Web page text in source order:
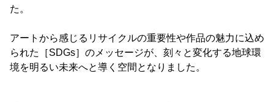
た。
アートから感じるリサイクルの重要性や作品の魅力に込め
られた［SDGs］のメッセージが、刻々と変化する地球環
境を明るい未来へと導く空間となりました。